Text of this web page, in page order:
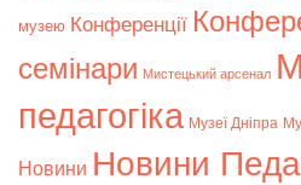
музею Конференції
семінари Мистецький арсенал
педагогіка Музеї Дніпра
Новини Новини